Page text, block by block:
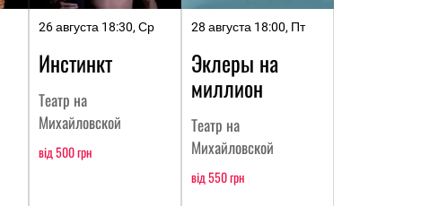
26 августа 18:30, Ср
Инстинкт
Театр на
Михайловской
від 500 грн
28 августа 18:00, Пт
Эклеры на
миллион
Театр на
Михайловской
від 550 грн